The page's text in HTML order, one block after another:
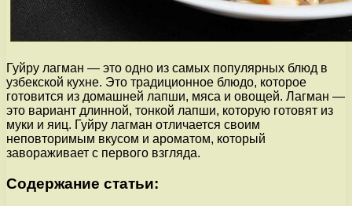
Гуйру лагман — это одно из самых популярных блюд в
узбекской кухне. Это традиционное блюдо, которое
готовится из домашней лапши, мяса и овощей. Лагман —
это вариант длинной, тонкой лапши, которую готовят из
муки и яиц. Гуйру лагман отличается своим
неповторимым вкусом и ароматом, который
завораживает с первого взгляда.
Содержание статьи: